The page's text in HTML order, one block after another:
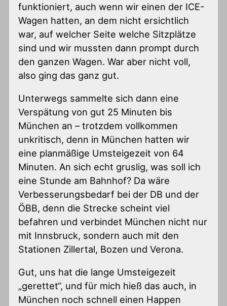
funktioniert, auch wenn wir einen der ICE-
Wagen hatten, an dem nicht ersichtlich
war, auf welcher Seite welche Sitzplätze
sind und wir mussten dann prompt durch
den ganzen Wagen. War aber nicht voll,
also ging das ganz gut.
Unterwegs sammelte sich dann eine
Verspätung von gut 25 Minuten bis
München an – trotzdem vollkommen
unkritisch, denn in München hatten wir
eine planmäßige Umsteigezeit von 64
Minuten. An sich echt gruslig, was soll ich
eine Stunde am Bahnhof? Da wäre
Verbesserungsbedarf bei der DB und der
ÖBB, denn die Strecke scheint viel
befahren und verbindet München nicht nur
mit Innsbruck, sondern auch mit den
Stationen Zillertal, Bozen und Verona.
Gut, uns hat die lange Umsteigezeit
„gerettet“, und für mich hieß das auch, in
München noch schnell einen Happen